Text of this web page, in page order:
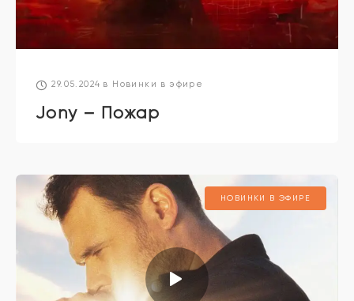
29.05.2024 в Новинки в эфире
Jony – Пожар
НОВИНКИ В ЭФИРЕ